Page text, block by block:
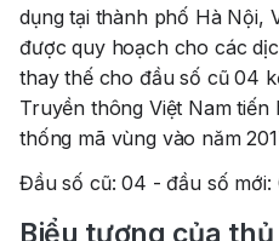
dụng tại thành phố Hà Nội,
được quy hoạch cho các
thay thế cho đầu số cũ 04
Truyền thông Việt Nam
thống mã vùng vào năm
Đầu số cũ: 04 - đầu số mới:
Biểu tượng của thủ